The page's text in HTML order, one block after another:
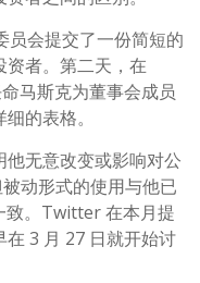
员会提交了一份简短的
者。第二天，在
马斯克为董事会成员
的表格。
无意改变或影响对公
动形式的使用与他已
。Twitter 在本月提
3 月 27 日就开始讨